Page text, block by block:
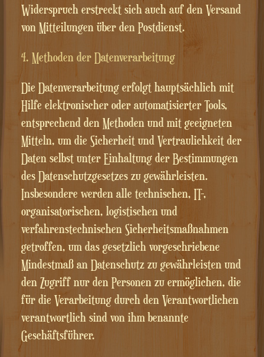
Widerspruch erstreckt sich auch auf den Versand
von Mitteilungen über den Postdienst.
4. Methoden der Datenverarbeitung
Die Datenverarbeitung erfolgt hauptsächlich mit
Hilfe elektronischer oder automatisierter Tools,
entsprechend den Methoden und mit geeigneten
Mitteln, um die Sicherheit und Vertraulichkeit der
Daten selbst unter Einhaltung der Bestimmungen
des Datenschutzgesetzes zu gewährleisten.
Insbesondere werden alle technischen, IT-,
organisatorischen, logistischen und
verfahrenstechnischen Sicherheitsmaßnahmen
getroffen, um das gesetzlich vorgeschriebene
Mindestmaß an Datenschutz zu gewährleisten und
den Zugriff nur den Personen zu ermöglichen, die
für die Verarbeitung durch den Verantwortlichen
verantwortlich sind von ihm benannte
Geschäftsführer.